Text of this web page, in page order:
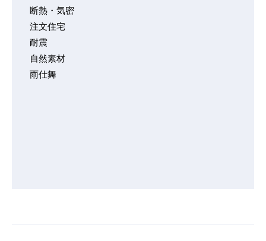
断熱・気密
注文住宅
耐震
自然素材
雨仕舞